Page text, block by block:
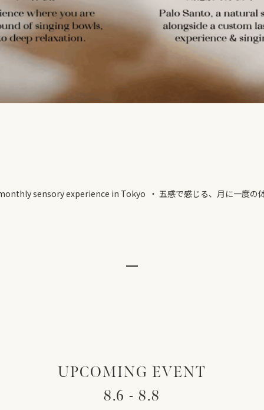
sensory experience in Tokyo ・ 五感で感じる、月に一度の
UPCOMING EVENT
8.6 - 8.8